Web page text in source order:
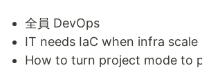
全員 DevOps
IT needs IaC when infra scale
How to turn project mode to